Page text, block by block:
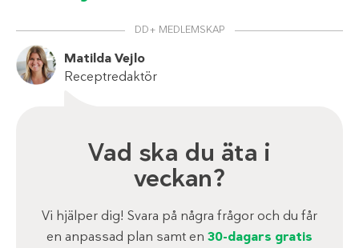
DD+ MEDLEMSKAP
Matilda Vejlo
Receptredaktör
Vad ska du äta i
veckan?
Vi hjälper dig! Svara på några frågor och du får
en anpassad plan samt en 30-dagars gratis